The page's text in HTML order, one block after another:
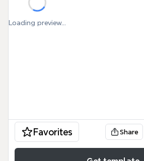
Loading preview...
Favorites Share